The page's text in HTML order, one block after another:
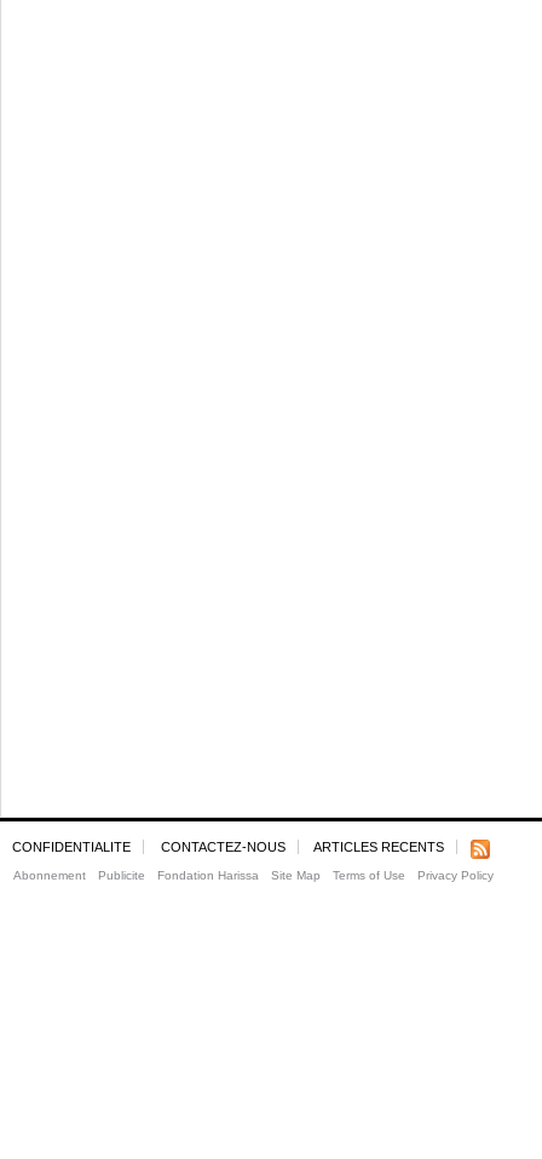
CONFIDENTIALITE CONTACTEZ-NOUS ARTICLES RECENTS
Abonnement Publicite Fondation Harissa Site Map Terms of Use Privacy Policy